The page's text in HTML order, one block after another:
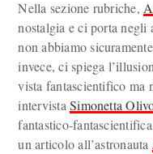
Nella sezione rubriche,
nostalgia e ci porta negli
non abbiamo
invece, ci spiega
vista fantascientifico ma
intervistaSimonetta
fantastico-
un articolo all’astronauta